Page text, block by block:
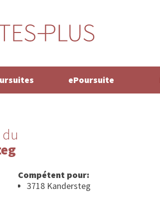
ePoursuite
Compétent pour:
3718 Kandersteg